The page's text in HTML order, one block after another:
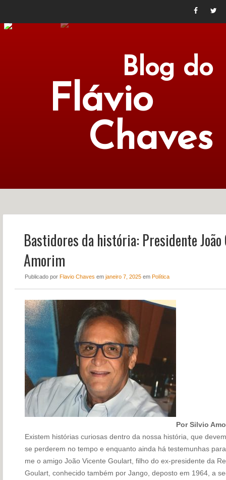
Blog do
Flávio
Chaves
NOTÍCIAS PERFIL
Bastidores da história: Presidente
Amorim
Publicado por Flavio Chaves em janeiro 7, 2025em Política
Por Silvio
Existem histórias curiosas dentro da nossa história, que
se perderem no tempo e enquanto ainda há testemunhas
me o amigo João Vicente Goulart, filho do ex-presidente da
Goulart, conhecido também por Jango, deposto em 1964, a